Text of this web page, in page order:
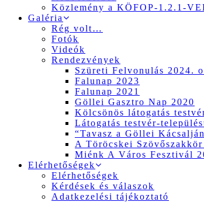
Közlemény a KÖFOP-1.2.1-
Galéria
Rég volt…
Fotók
Videók
Rendezvények
Szüreti Felvonulás 2024.
Falunap 2023
Falunap 2021
Göllei Gasztro Nap 2020
Kölcsönös látogatás
Látogatás testvér-
“Tavasz a Göllei
A Töröcskei
Miénk A Város Fesztivál
Elérhetőségek
Elérhetőségek
Kérdések és válaszok
Adatkezelési tájékoztató